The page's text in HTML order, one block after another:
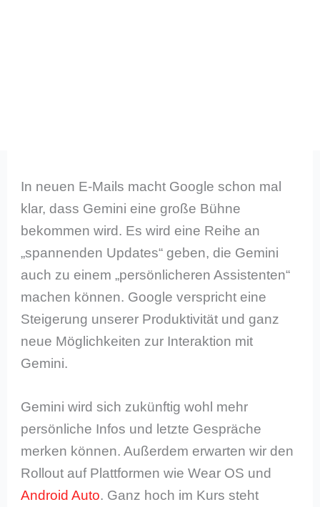
In neuen E-Mails macht Google schon mal
klar, dass Gemini eine große Bühne
bekommen wird. Es wird eine Reihe an
„spannenden Updates“ geben, die Gemini
auch zu einem „persönlicheren Assistenten“
machen können. Google verspricht eine
Steigerung unserer Produktivität und ganz
neue Möglichkeiten zur Interaktion mit
Gemini.
Gemini wird sich zukünftig wohl mehr
persönliche Infos und letzte Gespräche
merken können. Außerdem erwarten wir den
Rollout auf Plattformen wie Wear OS und
Android Auto. Ganz hoch im Kurs steht